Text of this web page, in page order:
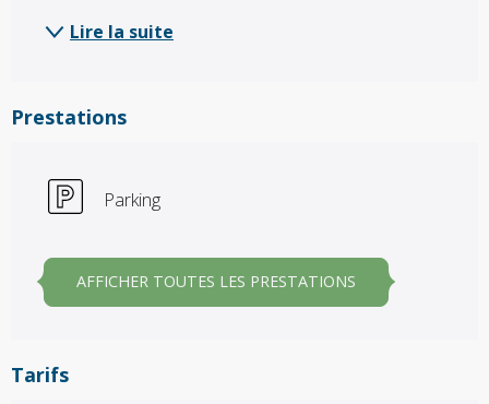
Lire la suite
Prestations
Parking
AFFICHER TOUTES LES PRESTATIONS
Tarifs